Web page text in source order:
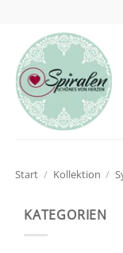
springen
Start / Kollektion /
KATEGORIEN